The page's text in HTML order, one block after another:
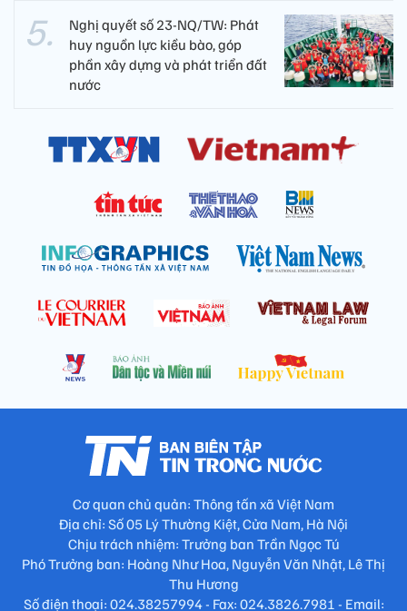
Nghị quyết số 23-NQ/TW: Phát
huy nguồn lực kiều bào, góp
phần xây dựng và phát triển đất
nước
Cơ quan chủ quản: Thông tấn xã Việt Nam
Địa chỉ: Số 05 Lý Thường Kiệt, Cửa Nam, Hà Nội
Chịu trách nhiệm: Trưởng ban Trần Ngọc Tú
Phó Trưởng ban: Hoàng Như Hoa, Nguyễn Văn Nhật, Lê Thị
Thu Hương
Số điện thoại: 024.38257994 - Fax: 024.3826.7981 - Email: